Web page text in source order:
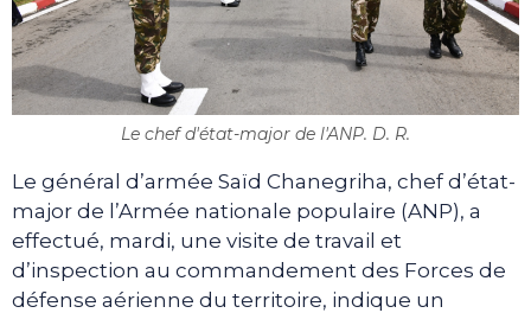
Le chef d'état-major de l'ANP. D. R.
Le général d’armée Saïd Chanegriha, chef d’état-
major de l’Armée nationale populaire (ANP), a
effectué, mardi, une visite de travail et
d’inspection au commandement des Forces de
défense aérienne du territoire, indique un